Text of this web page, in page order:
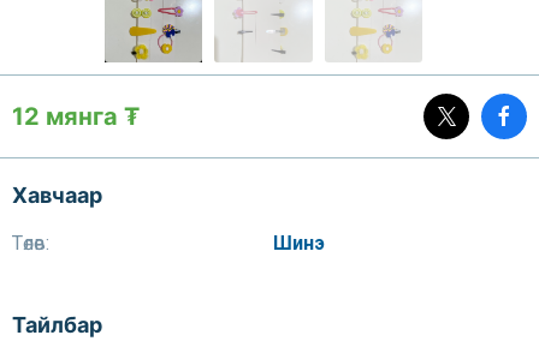
12 мянга ₮
Хавчаар
Төлөв: Шинэ
Тайлбар